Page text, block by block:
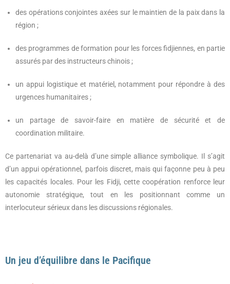
des opérations conjointes axées sur le maintien de la paix dans la
région ;
des programmes de formation pour les forces fidjiennes, en partie
assurés par des instructeurs chinois ;
un appui logistique et matériel, notamment pour répondre à des
urgences humanitaires ;
un partage de savoir-faire en matière de sécurité et de
coordination militaire.
Ce partenariat va au-delà d’une simple alliance symbolique. Il s’agit
d’un appui opérationnel, parfois discret, mais qui façonne peu à peu
les capacités locales. Pour les Fidji, cette coopération renforce leur
autonomie stratégique, tout en les positionnant comme un
interlocuteur sérieux dans les discussions régionales.
Un jeu d’équilibre dans le Pacifique